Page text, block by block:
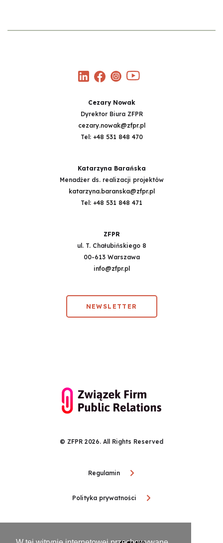
Cezary Nowak
Dyrektor Biura ZFPR
cezary.nowak@zfpr.pl
Tel: +48 531 848 470
Katarzyna Barańska
Menadżer ds. realizacji projektów
katarzyna.baranska@zfpr.pl
Tel: +48 531 848 471
ZFPR
ul. T. Chałubińskiego 8
00-613 Warszawa
info@zfpr.pl
NEWSLETTER
© ZFPR 2026. All Rights Reserved
Regulamin
Polityka prywatności